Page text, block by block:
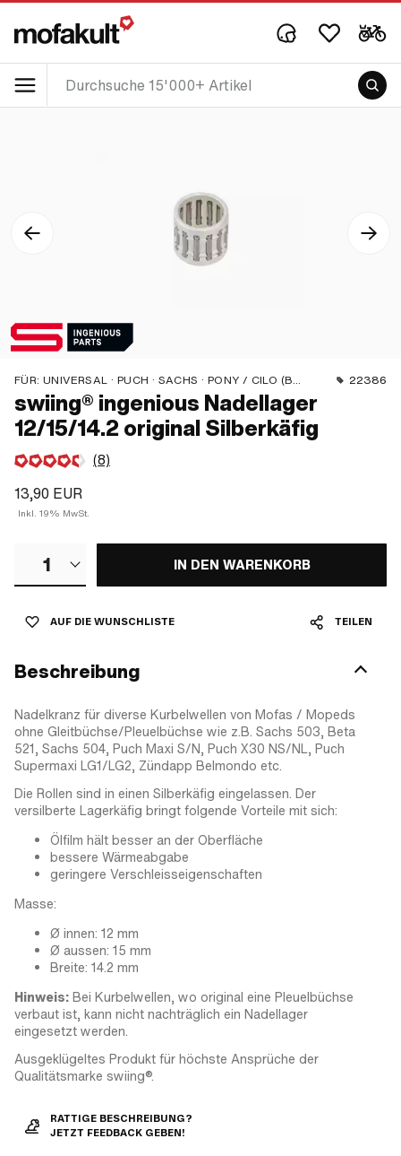
FÜR: UNIVERSAL · PUCH · SACHS · PONY / CILO (BETA 521 & 512) · PIAGGIO · SOLEX · TOMOS · BYE BIKE · ALPA CHOPPER / TURBO · CILO · DKW · FANTIC · GARELLI · HONDA · ILO / JLO · KREIDLER · MALAGUTI · MBK / MOTOBÉCANE · MIELE · MONARK · PEUGEOT · VICTORIA · YAMAHA 22386
swiing® ingenious Nadellager
12/15/14.2 original Silberkäfig
(8)
13,90 EUR
Inkl. 19% MwSt.
1 IN DEN WARENKORB
AUF DIE WUNSCHLISTE TEILEN
Beschreibung
Nadelkranz für diverse Kurbelwellen von Mofas / Mopeds
ohne Gleitbüchse/Pleuelbüchse wie z.B. Sachs 503, Beta
521, Sachs 504, Puch Maxi S/N, Puch X30 NS/NL, Puch
Supermaxi LG1/LG2, Zündapp Belmondo etc.
Die Rollen sind in einen Silberkäfig eingelassen. Der
versilberte Lagerkäfig bringt folgende Vorteile mit sich:
Ölfilm hält besser an der Oberfläche
bessere Wärmeabgabe
geringere Verschleisseigenschaften
Masse:
Ø innen: 12 mm
Ø aussen: 15 mm
Breite: 14.2 mm
Hinweis: Bei Kurbelwellen, wo original eine Pleuelbüchse
verbaut ist, kann nicht nachträglich ein Nadellager
eingesetzt werden.
Ausgeklügeltes Produkt für höchste Ansprüche der
Qualitätsmarke swiing®.
RATTIGE BESCHREIBUNG?
JETZT FEEDBACK GEBEN!